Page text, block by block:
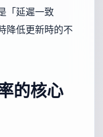
「延遲一致
降低更新時的不
的核心